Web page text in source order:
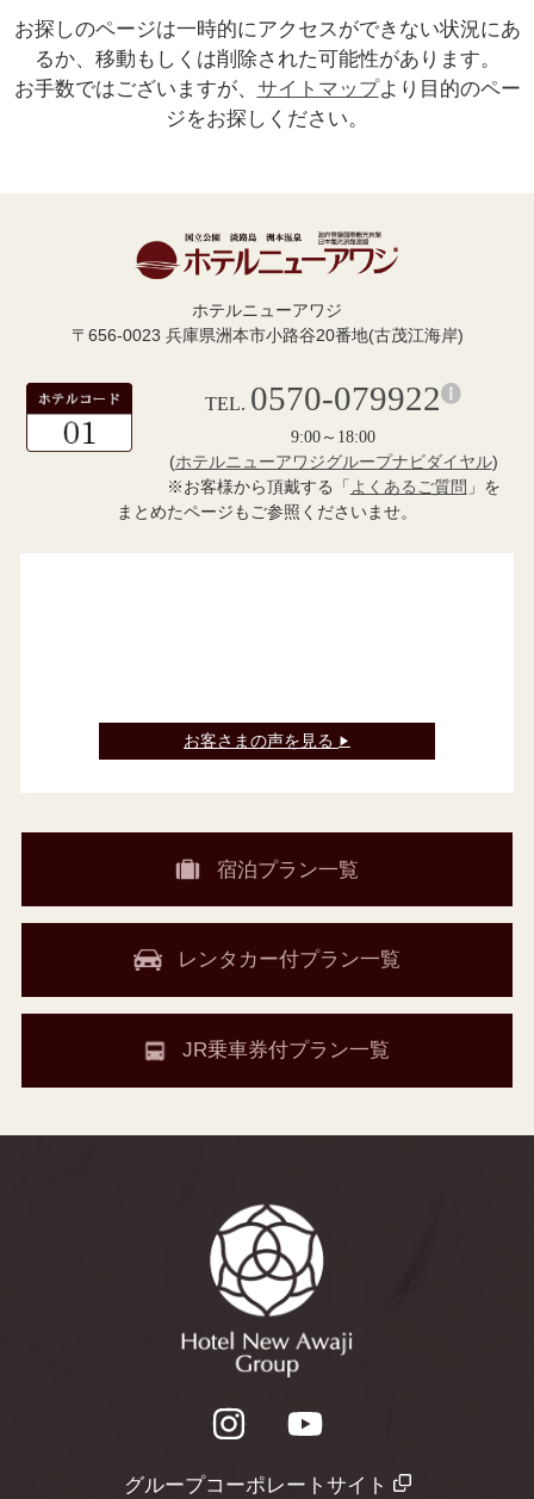
お探しのページは一時的にアクセスができない状況にあ
るか、移動もしくは削除された可能性があります。
お手数ではございますが、 サイトマップより目的のペー
ジをお探しください。
ホテルニューアワジ
〒656-0023 兵庫県洲本市小路谷20番地(古茂江海岸)
TEL. 0570-079922
9:00～18:00
(ホテルニューアワジグループナビダイヤル)
※お客様から頂戴する「よくあるご質問 」を
まとめたページもご参照くださいませ。
お客さまの声を見る ▶
宿泊プラン一覧
レンタカー付プラン一覧
JR乗車券付プラン一覧
グループコーポレートサイト